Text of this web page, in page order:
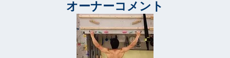
オーナーコメント